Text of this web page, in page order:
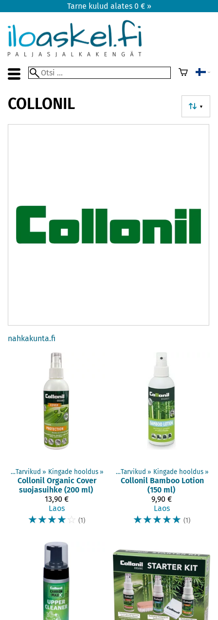
Tarne kulud alates 0 € »
▼
COLLONIL
nahkakunta.fi
‪»Tarvikud ‪» Kingade hooldus ‪»
Collonil Organic Cover
suojasuihke (200 ml)
13,90 €
Laos
☆☆☆☆☆ (1)
Tooted ‪»Tarvikud ‪» Kingade hooldus ‪»
Collonil Bamboo Lotion
(150 ml)
9,90 €
Laos
☆☆☆☆☆ (1)